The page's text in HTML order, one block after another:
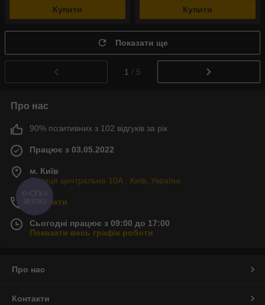
Купити Купити
Показати ще
1 / 5
Про нас
90% позитивних з 102 відгуків за рік
Працює з 03.05.2022
м. Київ
Вулиця центральна 10А , Київ, Україна
Контакти
Сьогодні працює з 09:00 до 17:00
Показати весь графік роботи
Про нас
Контакти
КНОПКА
ЗВ'ЯЗКУ